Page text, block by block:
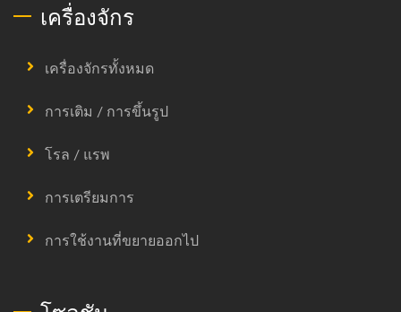
เครื่องจักร
เครื่องจักรทั้งหมด
การเติม / การขึ้นรูป
โรล / แรพ
การเตรียมการ
การใช้งานที่ขยายออกไป